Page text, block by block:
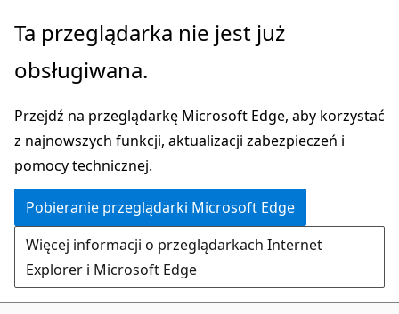
Przejdź
głównej
Przejdź
nawigacji
stronie
Ta przeglądarka nie jest już
obsługiwana.
Przejdź na przeglądarkę Microsoft Edge, aby korzystać
z najnowszych funkcji, aktualizacji zabezpieczeń i
pomocy technicznej.
Pobieranie przeglądarki Microsoft Edge
Więcej informacji o przeglądarkach Internet
Explorer i Microsoft Edge